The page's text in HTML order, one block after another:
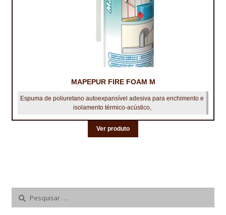
MAPEPUR FIRE FOAM M
Espuma de poliuretano autoexpansível adesiva para enchimento e
isolamento térmico-acústico,
Ver produto
Pesquisar